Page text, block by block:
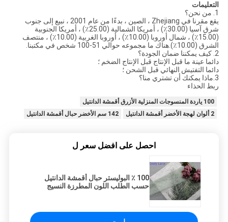
التعليمات
1. من نحن؟
يقع مقرنا في Zhejiang ، الصين ، بدءًا من عام 2001 ، نبيع إلى جنوب
شرق آسيا (30.00٪) ، أمريكا الشمالية (25.00٪) ، أمريكا الجنوبية
(15.00٪) ، شمال أوروبا (10.00٪) ، أوروبا الغربية (10.00٪) ، منتصف
الشرق (10.00٪).هناك ما مجموعه حوالي 51-100 شخص في مكتبنا.
2. كيف يمكننا ضمان الجودة؟
دائما عينة ما قبل الإنتاج قبل الإنتاج الضخم ؛
دائما التفتيش النهائي قبل الشحن ؛
3.ماذا يمكنك أن تشتري منا؟
ربط الحذاء
100 ياردة المنسوجات المنزلية الأزرق أقمشة الدانتيل
2 ألوان لهجة الأخضر أقمشة الدانتيل
142 سم الأخضر حبال أقمشة الدانتيل
احصل على افضل سعر ل
100 ٪ البوليستر حبال أقمشة الدانتيل
حسب الطلب اللون المطرزة النسيج